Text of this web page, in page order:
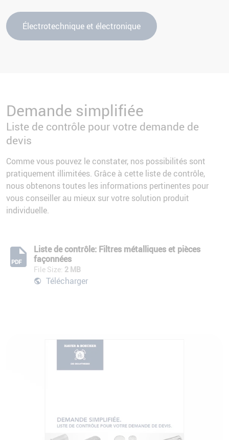
Électrotechnique et électronique
Demande simplifiée
Liste de contrôle pour votre demande de
devis
Comme vous pouvez le constater, nos possibilités sont
pratiquement illimitées. Grâce à cette liste de contrôle,
nous obtenons toutes les informations pertinentes pour
vous conseiller au mieux sur votre solution produit
individuelle.
PDF
Liste de contrôle: Filtres métalliques et pièces
façonnées
File Size: 2 MB
Télécharger